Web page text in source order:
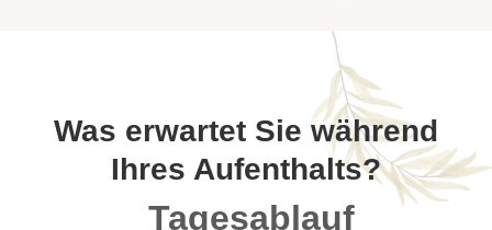
Was erwartet Sie während
Ihres Aufenthalts?
Tagesablauf